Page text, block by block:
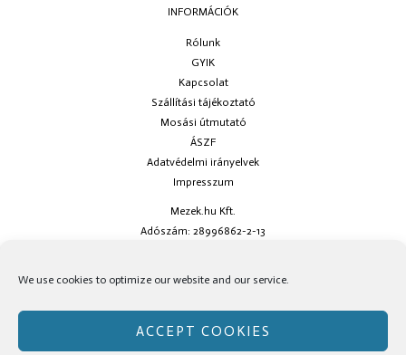
We use cookies to optimize our website and our service.
ACCEPT COOKIES
INFORMÁCIÓK
Rólunk
GYIK
Kapcsolat
Szállítási tájékoztató
Mosási útmutató
ÁSZF
Adatvédelmi irányelvek
Impresszum
Mezek.hu Kft.
Adószám: 28996862-2-13
social oldalainkon!